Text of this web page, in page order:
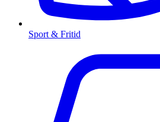
Sport & Fritid